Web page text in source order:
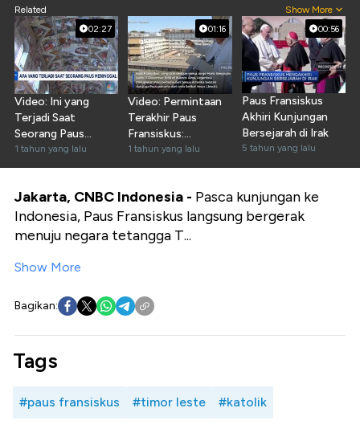
Related Show More
02:27
Video: Ini yang
Terjadi Saat
Seorang Paus
Meninggal Dunia
1 tahun yang lalu
01:16
Video: Permintaan
Terakhir Paus
Fransiskus:
Dimakamkan di Luar
Vatikan
1 tahun yang lalu
00:56
Paus Fransiskus
Akhiri Kunjungan
Bersejarah di Irak
5 tahun yang lalu
Jakarta, CNBC Indonesia - Pasca kunjungan ke
Indonesia, Paus Fransiskus langsung bergerak
menuju negara tetangga T...
Show More
Bagikan:
Tags
#paus fransiskus #timor leste #katolik